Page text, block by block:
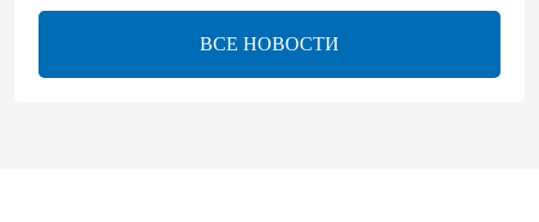
17:56 8 августа 2026
Иран и Оман близки к соглашению по Ормузскому
ВСЕ НОВОСТИ